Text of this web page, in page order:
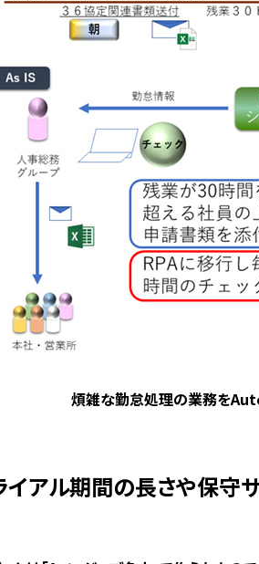
煩雑な勤怠処理の業務を
イアル期間の長さや保守